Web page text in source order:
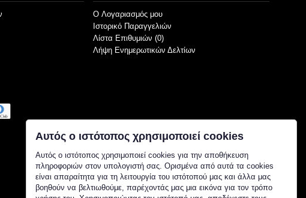
O Λογαριασμός μου
Ιστορικό Παραγγελιών
Λίστα Επιθυμιών (0)
Λήψη Ενημερωτικών Δελτίων
Αυτός ο ιστότοπος χρησιμοποιεί cookies
Αυτός ο ιστότοπος χρησιμοποιεί cookies για την αποθήκευση
πληροφοριών στον υπολογιστή σας. Ορισμένα από αυτά τα cookies
είναι απαραίτητα για τη λειτουργία του ιστότοπού μας και άλλα μας
βοηθούν να βελτιωθούμε, παρέχοντάς μας μια εικόνα για τον τρόπο